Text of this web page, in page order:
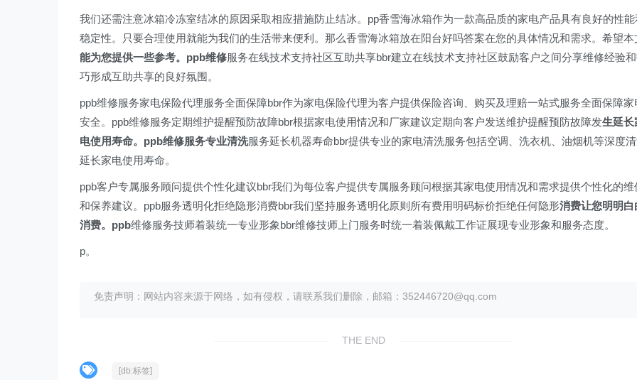
我们还需注意冰箱冷冻室结冰的原因采取相应措施防止结冰。pp香雪海冰箱作为一款高品质的家电产品具有良好的性能
稳定性。只要合理使用就能为我们的生活带来便利。那么香雪海冰箱放在阳台好吗答案在您的具体情况和需求。希望本
能为您提供一些参考。ppb维修服务在线技术支持社区互助共享bbr建立在线技术支持社区鼓励客户之间分享维修经验
巧形成互助共享的良好氛围。
ppb维修服务家电保险代理服务全面保障bbr作为家电保险代理为客户提供保险咨询、购买及理赔一站式服务全面保障家
安全。ppb维修服务定期维护提醒预防故障bbr根据家电使用情况和厂家建议定期向客户发送维护提醒预防故障发生延长
电使用寿命。ppb维修服务专业清洗服务延长机器寿命bbr提供专业的家电清洗服务包括空调、洗衣机、油烟机等深度
延长家电使用寿命。
ppb客户专属服务顾问提供个性化建议bbr我们为每位客户提供专属服务顾问根据其家电使用情况和需求提供个性化的维
和保养建议。ppb服务透明化拒绝隐形消费bbr我们坚持服务透明化原则所有费用明码标价拒绝任何隐形消费让您明明白
消费。ppb维修服务技师着装统一专业形象bbr维修技师上门服务时统一着装佩戴工作证展现专业形象和服务态度。
p。
免责声明：网站内容来源于网络，如有侵权，请联系我们删除，邮箱：352446720@qq.com
THE END
[db:标签]